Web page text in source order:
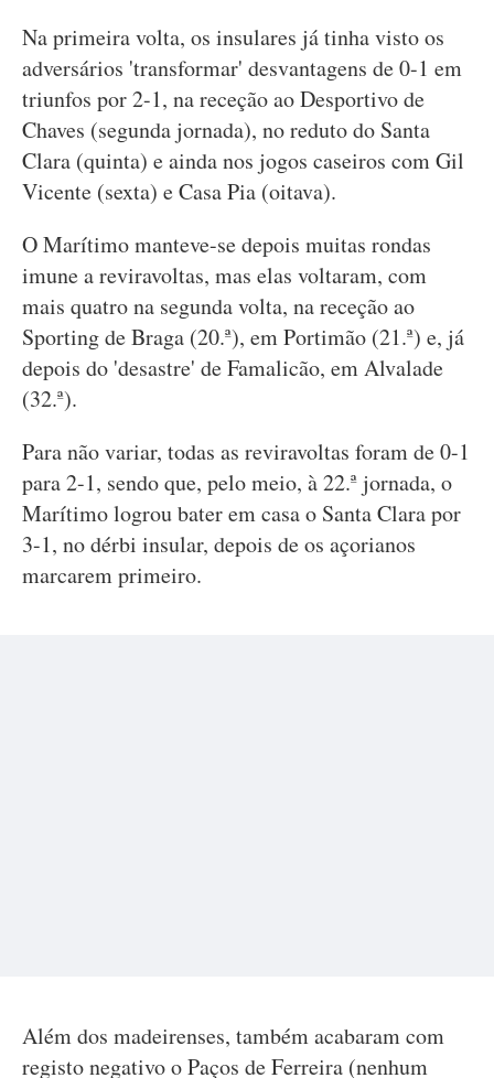
Na primeira volta, os insulares já tinha visto os
adversários 'transformar' desvantagens de 0-1 em
triunfos por 2-1, na receção ao Desportivo de
Chaves (segunda jornada), no reduto do Santa
Clara (quinta) e ainda nos jogos caseiros com Gil
Vicente (sexta) e Casa Pia (oitava).
O Marítimo manteve-se depois muitas rondas
imune a reviravoltas, mas elas voltaram, com
mais quatro na segunda volta, na receção ao
Sporting de Braga (20.ª), em Portimão (21.ª) e, já
depois do 'desastre' de Famalicão, em Alvalade
(32.ª).
Para não variar, todas as reviravoltas foram de 0-1
para 2-1, sendo que, pelo meio, à 22.ª jornada, o
Marítimo logrou bater em casa o Santa Clara por
3-1, no dérbi insular, depois de os açorianos
marcarem primeiro.
Além dos madeirenses, também acabaram com
registo negativo o Paços de Ferreira (nenhum